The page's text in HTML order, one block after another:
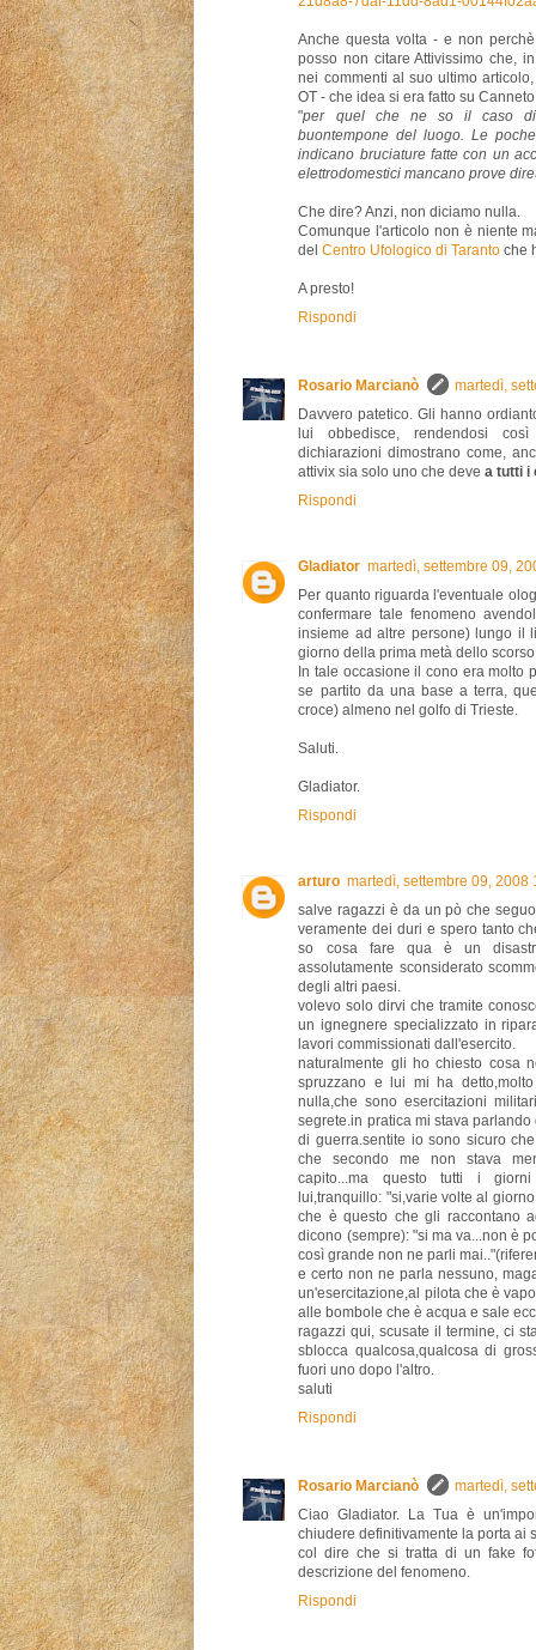
Anche questa volta - e non
posso non citare Attivissimo che,
nei commenti al suo ultimo
OT - che idea si era fatto su
"per quel che ne so il caso
buontempone del luogo. Le
indicano bruciature fatte con un
elettrodomestici mancano prove
Che dire? Anzi, non diciamo nulla.
Comunque l'articolo non è niente
delCentro Ufologico di Taranto che
A presto!
Rispondi
Rosario Marcianò
martedì,
Davvero patetico. Gli hanno
lui obbedisce, rendendosi
dichiarazioni dimostrano come,
attivix sia solo uno che devea tutti i
Rispondi
Gladiator martedì, settembre 09,
Per quanto riguarda l'eventuale
confermare tale fenomeno
insieme ad altre persone) lungo il
giorno della prima metà dello
In tale occasione il cono era molto
se partito da una base a terra,
croce) almeno nel golfo di Trieste.
Saluti.
Gladiator.
Rispondi
arturo martedì, settembre 09, 2008
salve ragazzi è da un pò che
veramente dei duri e spero tanto
so cosa fare qua è un
assolutamente sconsiderato
degli altri paesi.
volevo solo dirvi che tramite
un ignegnere specializzato in
lavori commissionati dall'esercito.
naturalmente gli ho chiesto cosa
spruzzano e lui mi ha
nulla,che sono esercitazioni
segrete.in pratica mi stava
di guerra.sentite io sono sicuro
che secondo me non stava
capito...ma questo tutti i
lui,tranquillo: "si,varie volte al
che è questo che gli raccontano
dicono (sempre): "si ma va...non è
così grande non ne parli
e certo non ne parla nessuno,
un'esercitazione,al pilota che è
alle bombole che è acqua e sale
ragazzi qui, scusate il termine, ci
sblocca qualcosa,qualcosa di
fuori uno dopo l'altro.
saluti
Rispondi
Rosario Marcianò
martedì,
Ciao Gladiator. La Tua è
chiudere definitivamente la porta ai
col dire che si tratta di un fake
descrizione del fenomeno.
Rispondi